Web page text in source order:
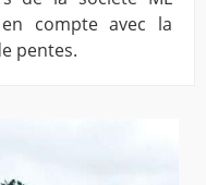
compte avec la
pentes.